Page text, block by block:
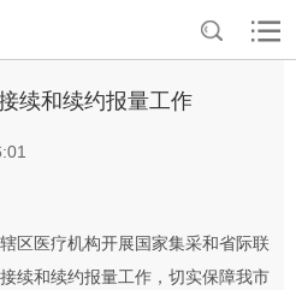
续和续约报量工作
区医疗机构开展国家集采和省际联
续和续约报量工作，切实保障我市